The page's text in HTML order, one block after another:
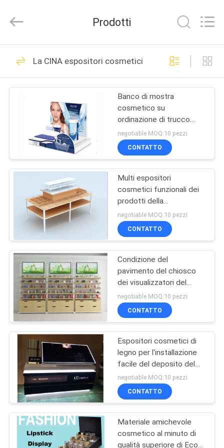
CASA
PRODOTTI
CIRCA
NOI
GIRO
DELLA
FABBRICA
CONTROLLO
QUALITÀ
CONTATTICI
RICHIEDA
UNA
CITAZIONE
MAPPA
Display
Shelves
Rights
Scaffalatura
dell'esposizione del
negozio
41
scaffalatura
dell'esposizione del
supermercato
39
Scaffali di
stoccaggio del
magazzino
32
Vetrine della
gioielleria
Prodotti
La CINA espositori cosmetici
Banco di mostra
cosmetico su
ordinazione di trucco
degli scaffali di
esposizioni per il ciglio
riciclabile
negotiable MOQ:10 pezzi
CONTATTO
Multi espositori
cosmetici funzionali dei
prodotti della
Tabella/bellezza
dell'esposizione
negotiable MOQ:10 pezzi
CONTATTO
Condizione del
pavimento del chiosco
dei visualizzatori del
prodotto di bellezza di
progettazione
semplice/cura di pelle
negotiable MOQ:10 pezzi
CONTATTO
Espositori cosmetici di
legno per l'installazione
facile del deposito del
rifornimento di bellezza
negotiable MOQ:10 pezzi
CONTATTO
Materiale amichevole
cosmetico al minuto di
qualità superiore di Eco